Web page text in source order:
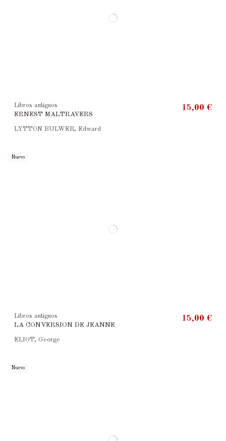
Libros antiguos
ERNEST MALTRAVERS
15,00 €
LYTTON BULWER, Edward
Nuevo
Libros antiguos
LA CONVERSION DE JEANNE
15,00 €
ELIOT, George
Nuevo